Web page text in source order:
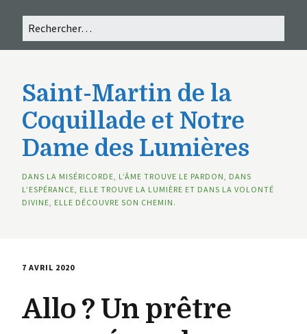
Saint-Martin de la
Coquillade et Notre
Dame des Lumières
DANS LA MISÉRICORDE, L’ÂME TROUVE LE PARDON, DANS
L’ESPÉRANCE, ELLE TROUVE LA LUMIÈRE ET DANS LA VOLONTÉ
DIVINE, ELLE DÉCOUVRE SON CHEMIN.
7 AVRIL 2020
Allo ? Un prêtre